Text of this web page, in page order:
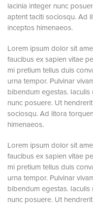
lacinia integer nunc
aptent taciti sociosqu. Ad
inceptos himenaeos.
Lorem ipsum dolor sit
faucibus ex sapien vitae
mi pretium tellus duis
urna tempor. Pulvinar
bibendum egestas.
nunc posuere. Ut
sociosqu. Ad litora
himenaeos.
Lorem ipsum dolor sit
faucibus ex sapien vitae
mi pretium tellus duis
urna tempor. Pulvinar
bibendum egestas.
nunc posuere. Ut